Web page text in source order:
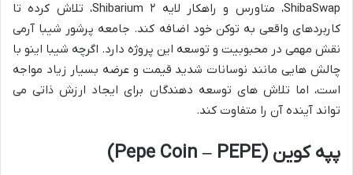
ShibaSwap، متاورس و راهکار لایه ۲ Shibarium، تلاش کرده تا
کاربردهای واقعی به توکن خود اضافه کند. جامعه پرشور شیبا آرمی
نقش مهمی در محبوبیت و توسعه این پروژه دارد. اگرچه شیبا اینو با
چالش هایی مانند نوسانات شدید قیمت و عرضه بسیار زیاد مواجه
است، اما تلاش های توسعه دهندگان برای ایجاد ارزش ذاتی می
تواند آینده آن را متفاوت کند.
پپه کوین (Pepe Coin – PEPE)